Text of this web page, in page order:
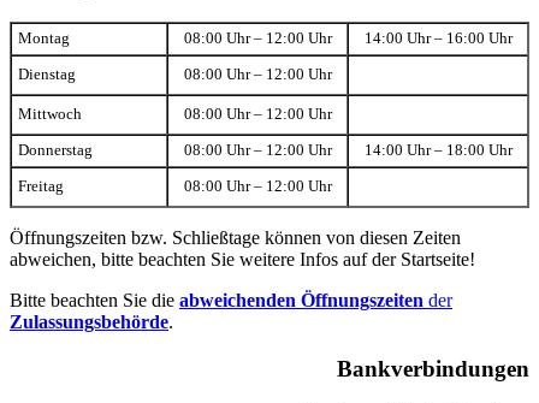
Montag 08:00 Uhr – 12:00 Uhr 14:00 Uhr – 16:00 Uhr
Dienstag 08:00 Uhr – 12:00 Uhr
Mittwoch 08:00 Uhr – 12:00 Uhr
Donnerstag 08:00 Uhr – 12:00 Uhr 14:00 Uhr – 18:00 Uhr
Freitag 08:00 Uhr – 12:00 Uhr
Öffnungszeiten bzw. Schließtage können von diesen Zeiten
abweichen, bitte beachten Sie weitere Infos auf der Startseite!
Bitte beachten Sie die abweichenden Öffnungszeiten der
Zulassungsbehörde.
Bankverbindungen